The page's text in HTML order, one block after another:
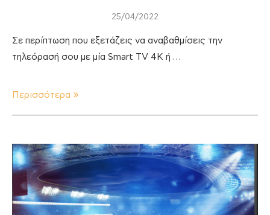
25/04/2022
Σε περίπτωση που εξετάζεις να αναβαθμίσεις την
τηλεόρασή σου με μία Smart TV 4K ή …
Περισσότερα